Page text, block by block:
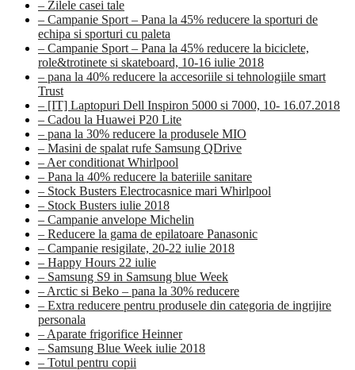
– Zilele casei tale
– Campanie Sport – Pana la 45% reducere la sporturi de
echipa si sporturi cu paleta
– Campanie Sport – Pana la 45% reducere la biciclete,
role&trotinete si skateboard, 10-16 iulie 2018
– pana la 40% reducere la accesoriile si tehnologiile smart
Trust
– [IT] Laptopuri Dell Inspiron 5000 si 7000, 10- 16.07.2018
– Cadou la Huawei P20 Lite
– pana la 30% reducere la produsele MIO
– Masini de spalat rufe Samsung QDrive
– Aer conditionat Whirlpool
– Pana la 40% reducere la bateriile sanitare
– Stock Busters Electrocasnice mari Whirlpool
– Stock Busters iulie 2018
– Campanie anvelope Michelin
– Reducere la gama de epilatoare Panasonic
– Campanie resigilate, 20-22 iulie 2018
– Happy Hours 22 iulie
– Samsung S9 in Samsung blue Week
– Arctic si Beko – pana la 30% reducere
– Extra reducere pentru produsele din categoria de ingrijire
personala
– Aparate frigorifice Heinner
– Samsung Blue Week iulie 2018
– Totul pentru copii